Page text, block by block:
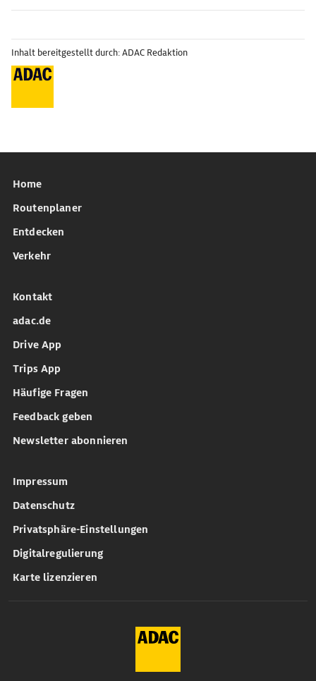
Inhalt bereitgestellt durch: ADAC Redaktion
Home
Routenplaner
Entdecken
Verkehr
Kontakt
adac.de
Drive App
Trips App
Häufige Fragen
Feedback geben
Newsletter abonnieren
Impressum
Datenschutz
Privatsphäre-Einstellungen
Digitalregulierung
Karte lizenzieren